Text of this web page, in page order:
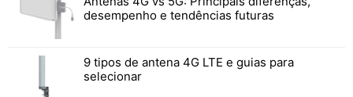
desempenho e tendências futuras
9 tipos de antena 4G LTE e guias para
selecionar